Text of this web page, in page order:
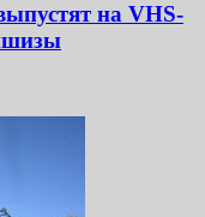
на VHS-